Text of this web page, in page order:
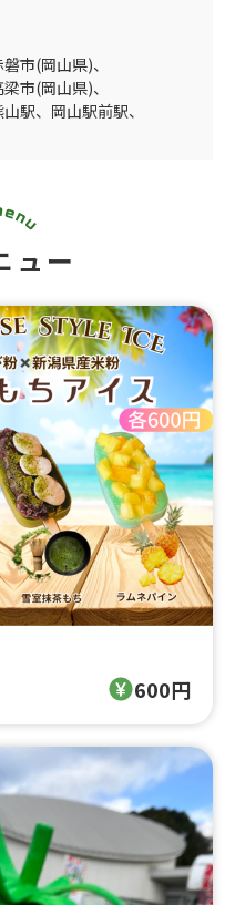
磐市(岡山県)、
梁市(岡山県)、
山駅、 岡山駅前駅、
ュー
600円